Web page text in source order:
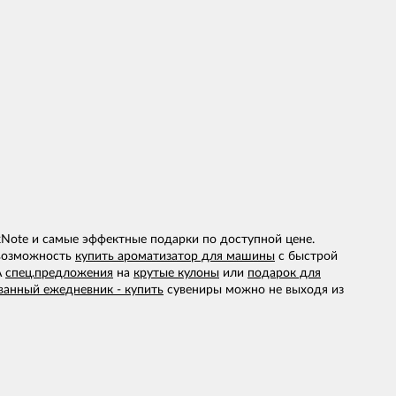
и самые эффектные подарки по доступной цене.
купить ароматизатор для машины с быстрой
спец.предложения на крутые кулоны или подарок для
ежедневник - купить сувениры можно не выходя из